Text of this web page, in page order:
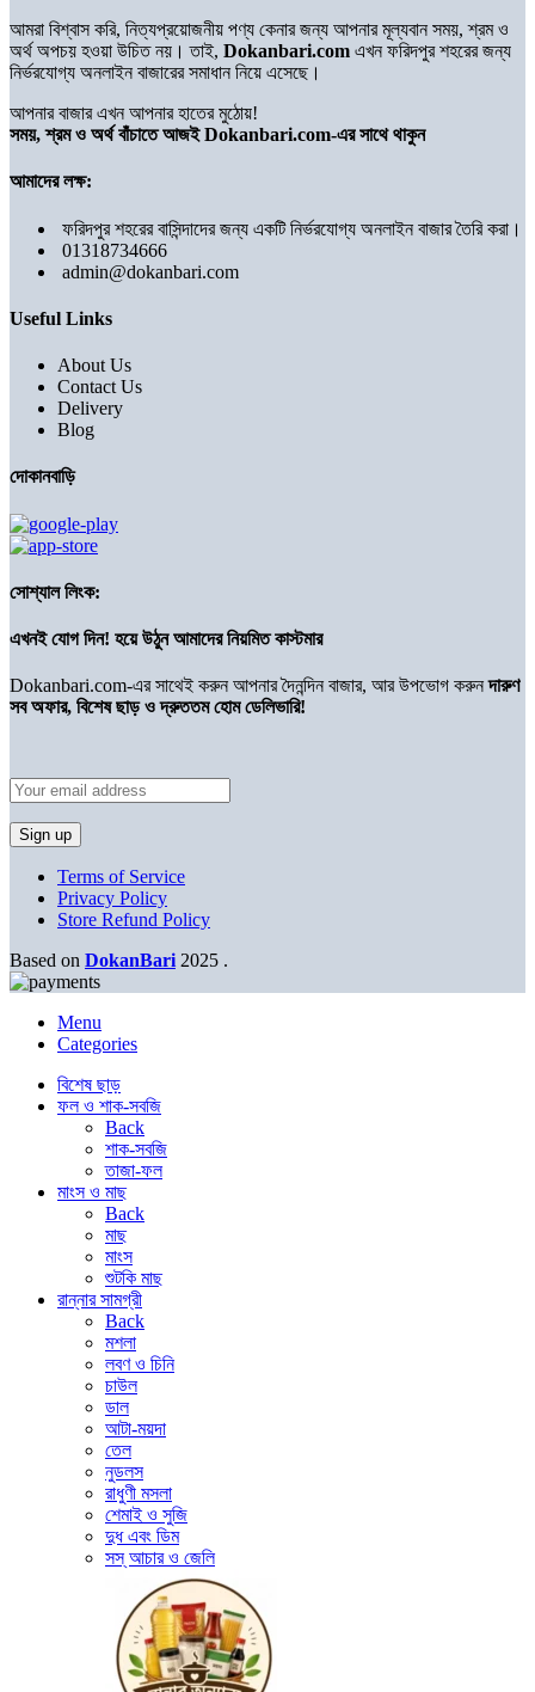
আমরা বিশ্বাস করি, নিত্যপ্রয়োজনীয় পণ্য কেনার জন্য আপনার মূল্যবান সময়, শ্রম ও
অর্থ অপচয় হওয়া উচিত নয়। তাই, Dokanbari.com এখন ফরিদপুর শহরের জন্য
নির্ভরযোগ্য অনলাইন বাজারের সমাধান নিয়ে এসেছে।
আপনার বাজার এখন আপনার হাতের মুঠোয়!
সময়, শ্রম ও অর্থ বাঁচাতে আজই Dokanbari.com-এর সাথে থাকুন
আমাদের লক্ষ:
ফরিদপুর শহরের বাসিন্দাদের জন্য একটি নির্ভরযোগ্য অনলাইন বাজার তৈরি করা।
01318734666
admin@dokanbari.com
Useful Links
About Us
Contact Us
Delivery
Blog
দোকানবাড়ি
সোশ্যাল লিংক:
এখনই যোগ দিন! হয়ে উঠুন আমাদের নিয়মিত কাস্টমার
Dokanbari.com-এর সাথেই করুন আপনার দৈনন্দিন বাজার, আর উপভোগ করুনদারুণ
সব অফার, বিশেষ ছাড় ও দ্রুততম হোম ডেলিভারি!
Terms of Service
Privacy Policy
Store Refund Policy
Based on DokanBari 2025 .
Menu
Categories
বিশেষ ছাড়
ফল ও শাক-সবজি
Back
শাক-সবজি
তাজা-ফল
মাংস ও মাছ
Back
মাছ
মাংস
শুটকি মাছ
রান্নার সামগ্রী
Back
মশলা
লবণ ও চিনি
চাউল
ডাল
আটা-ময়দা
তেল
নুডলস
রাধুণী মসলা
শেমাই ও সুজি
দুধ এবং ডিম
সস্ আচার ও জেলি